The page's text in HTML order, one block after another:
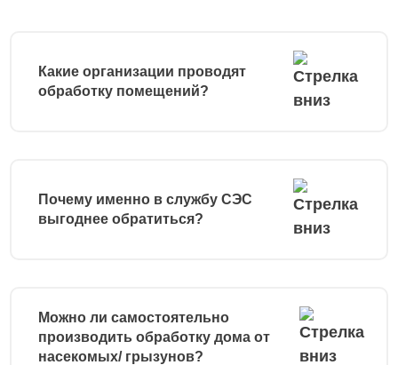
Какие организации проводят
обработку помещений?
Почему именно в службу СЭС
выгоднее обратиться?
Можно ли самостоятельно
производить обработку дома от
насекомых/ грызунов?